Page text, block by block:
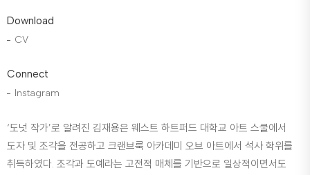
Download
CV
Connect
Instagram
‘도넛 작가’로 알려진 김재용은 웨스트 하트퍼드 대학교 아트 스쿨에서
도자 및 조각을 전공하고 크랜브룩 아카데미 오브 아트에서 석사 학위를
취득하였다. 조각과 도예라는 고전적 매체를 기반으로 일상적이면서도